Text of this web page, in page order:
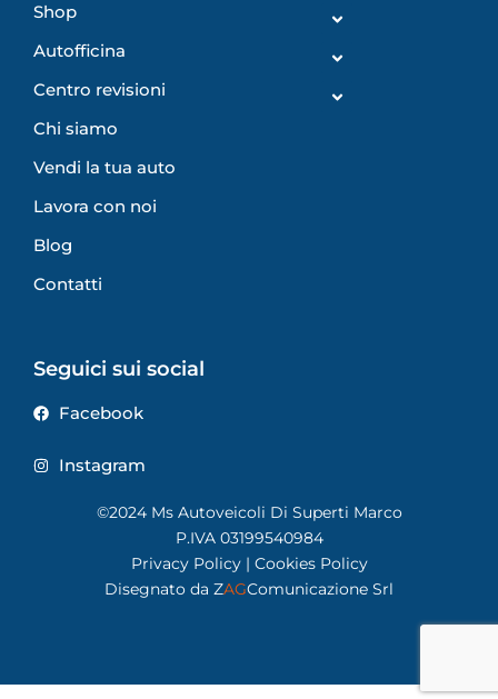
Shop
Autofficina
Centro revisioni
Chi siamo
Vendi la tua auto
Lavora con noi
Blog
Contatti
Seguici sui social
Facebook
Instagram
©2024 Ms Autoveicoli Di Superti Marco
P.IVA 03199540984
Privacy Policy| Cookies Policy
Disegnato da ZAGComunicazione Srl